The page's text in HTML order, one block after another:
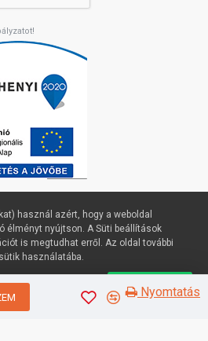
Nyomtatás
ERP
használ azért, hogy a weboldal
élményt nyújtson. A Süti beállítások
is megtudhat erről. Az oldal további
használatába.
Süti beállítások Elfogadom